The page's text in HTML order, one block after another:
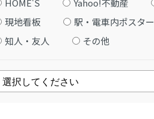
HOME'S
Yahoo!不動産
現地看板
駅・電車内ポスター
知人・友人
その他